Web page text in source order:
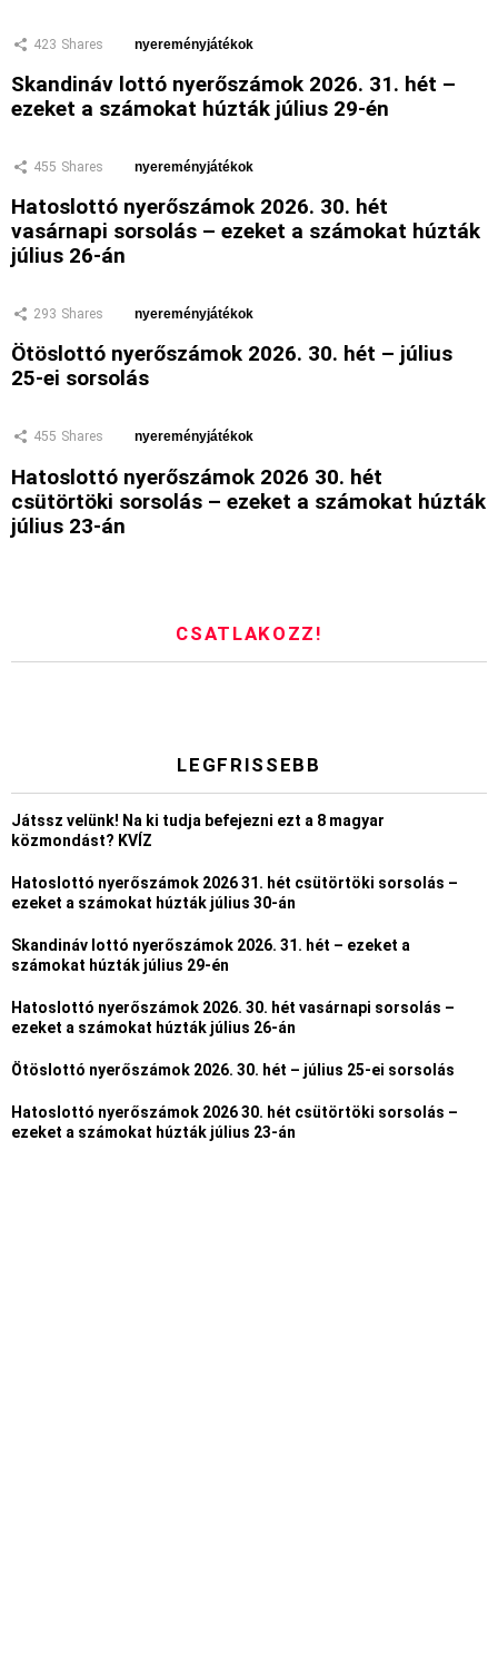
423 Shares nyereményjátékok
Skandináv lottó nyerőszámok 2026. 31. hét –
ezeket a számokat húzták július 29-én
455 Shares nyereményjátékok
Hatoslottó nyerőszámok 2026. 30. hét
vasárnapi sorsolás – ezeket a számokat húzták
július 26-án
293 Shares nyereményjátékok
Ötöslottó nyerőszámok 2026. 30. hét – július
25-ei sorsolás
455 Shares nyereményjátékok
Hatoslottó nyerőszámok 2026 30. hét
csütörtöki sorsolás – ezeket a számokat húzták
július 23-án
CSATLAKOZZ!
LEGFRISSEBB
Játssz velünk! Na ki tudja befejezni ezt a 8 magyar
közmondást? KVÍZ
Hatoslottó nyerőszámok 2026 31. hét csütörtöki sorsolás –
ezeket a számokat húzták július 30-án
Skandináv lottó nyerőszámok 2026. 31. hét – ezeket a
számokat húzták július 29-én
Hatoslottó nyerőszámok 2026. 30. hét vasárnapi sorsolás –
ezeket a számokat húzták július 26-án
Ötöslottó nyerőszámok 2026. 30. hét – július 25-ei sorsolás
Hatoslottó nyerőszámok 2026 30. hét csütörtöki sorsolás –
ezeket a számokat húzták július 23-án